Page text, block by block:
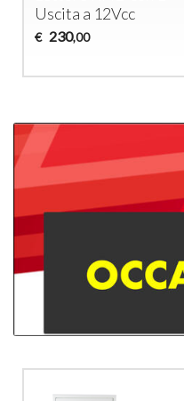
Monnayeur pour 3
Portes